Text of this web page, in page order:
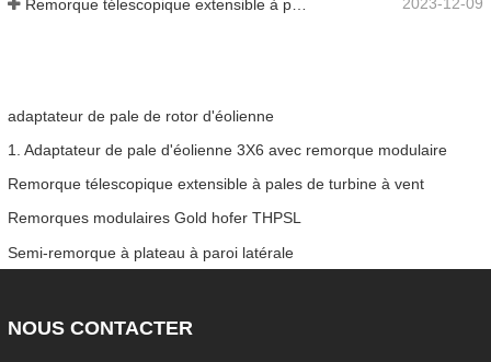
Remorque télescopique extensible à pales de turbine à vent
adaptateur de pale de rotor d'éolienne
1. Adaptateur de pale d'éolienne 3X6 avec remorque modulaire
Remorque télescopique extensible à pales de turbine à vent
Remorques modulaires Gold hofer THPSL
Semi-remorque à plateau à paroi latérale
NOUS CONTACTER